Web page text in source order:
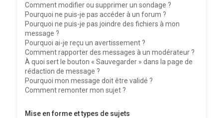
Comment modifier ou supprimer un sondage ?
Pourquoi ne puis-je pas accéder à un forum ?
Pourquoi ne puis-je pas joindre des fichiers à mon
message ?
Pourquoi ai-je reçu un avertissement ?
Comment rapporter des messages à un modérateur ?
À quoi sert le bouton « Sauvegarder » dans la page de
rédaction de message ?
Pourquoi mon message doit être validé ?
Comment remonter mon sujet ?
Mise en forme et types de sujets